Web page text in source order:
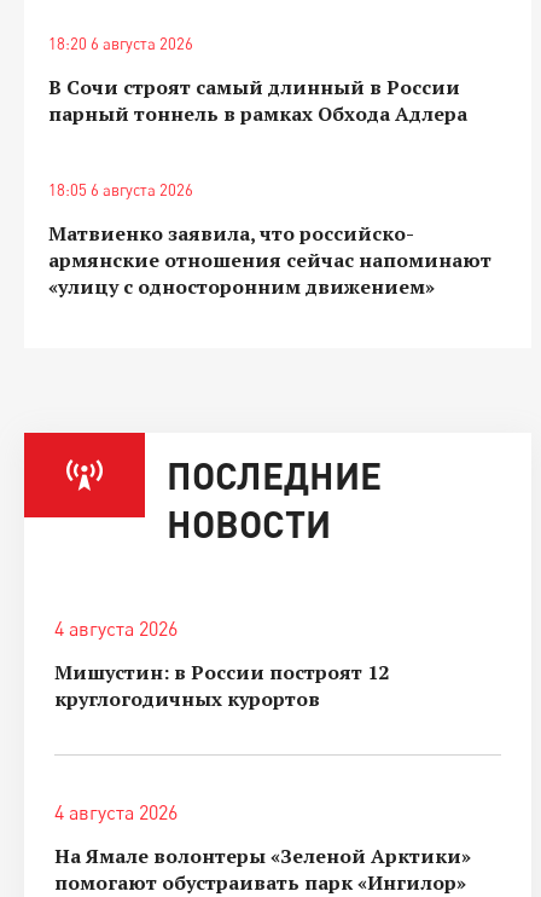
18:20 6 августа 2026
В Сочи строят самый длинный в России
парный тоннель в рамках Обхода Адлера
18:05 6 августа 2026
Матвиенко заявила, что российско-
армянские отношения сейчас напоминают
«улицу с односторонним движением»
ПОСЛЕДНИЕ
НОВОСТИ
4 августа 2026
Мишустин: в России построят 12
круглогодичных курортов
4 августа 2026
На Ямале волонтеры «Зеленой Арктики»
помогают обустраивать парк «Ингилор»